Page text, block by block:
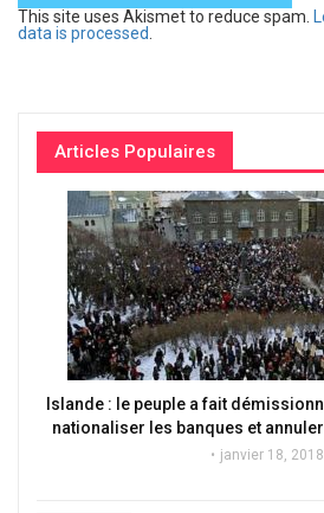
This site uses Akismet to reduce spam.
data is processed
Articles Populaires
Islande : le peuple a fait
nationaliser les banques et
janvier 18, 2018